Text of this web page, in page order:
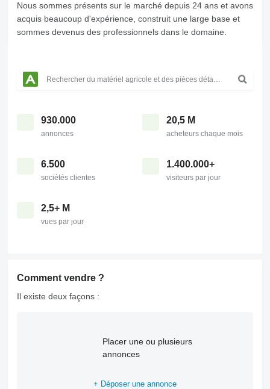
Nous sommes présents sur le marché depuis 24 ans et avons
acquis beaucoup d'expérience, construit une large base et
sommes devenus des professionnels dans le domaine.
930.000
annonces
20,5 M
acheteurs chaque mois
6.500
sociétés clientes
1.400.000+
visiteurs par jour
2,5+ M
vues par jour
Comment vendre ?
Il existe deux façons :
Placer une ou plusieurs
annonces
+ Déposer une annonce